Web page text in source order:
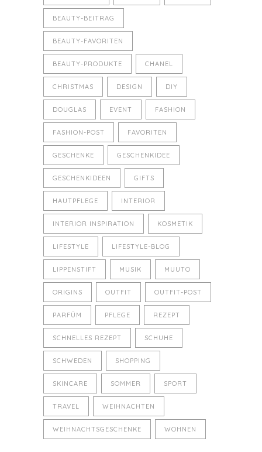
BEAUTY-BEITRAG
BEAUTY-FAVORITEN
BEAUTY-PRODUKTE CHANEL
CHRISTMAS DESIGN DIY
DOUGLAS EVENT FASHION
FASHION-POST FAVORITEN
GESCHENKE GESCHENKIDEE
GESCHENKIDEEN GIFTS
HAUTPFLEGE INTERIOR
INTERIOR INSPIRATION KOSMETIK
LIFESTYLE LIFESTYLE-BLOG
LIPPENSTIFT MUSIK MUUTO
ORIGINS OUTFIT OUTFIT-POST
PARFÜM PFLEGE REZEPT
SCHNELLES REZEPT SCHUHE
SCHWEDEN SHOPPING
SKINCARE SOMMER SPORT
TRAVEL WEIHNACHTEN
WEIHNACHTSGESCHENKE WOHNEN